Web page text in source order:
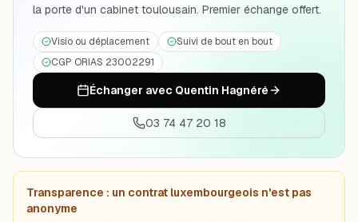
la porte d'un cabinet toulousain. Premier échange offert.
Visio ou déplacement
Suivi de bout en bout
CGP ORIAS 23002291
Échanger avec Quentin Hagnéré
03 74 47 20 18
Transparence : un contrat luxembourgeois n'est pas
anonyme